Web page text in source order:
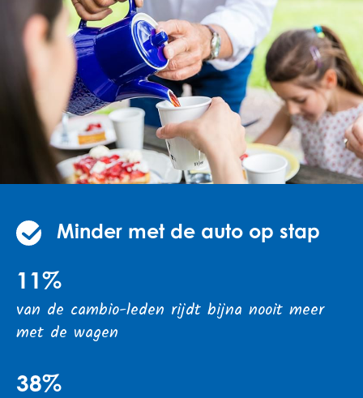
Minder met de auto op stap
11%
van de cambio-leden rijdt bijna nooit meer
met de wagen
38%